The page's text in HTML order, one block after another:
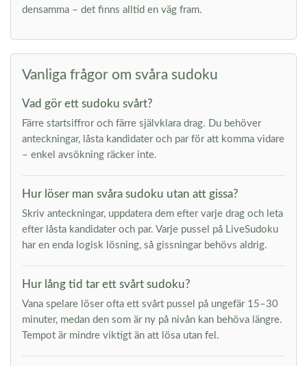
densamma – det finns alltid en väg fram.
Vanliga frågor om svåra sudoku
Vad gör ett sudoku svårt?
Färre startsiffror och färre självklara drag. Du behöver
anteckningar, låsta kandidater och par för att komma vidare
– enkel avsökning räcker inte.
Hur löser man svåra sudoku utan att gissa?
Skriv anteckningar, uppdatera dem efter varje drag och leta
efter låsta kandidater och par. Varje pussel på LiveSudoku
har en enda logisk lösning, så gissningar behövs aldrig.
Hur lång tid tar ett svårt sudoku?
Vana spelare löser ofta ett svårt pussel på ungefär 15–30
minuter, medan den som är ny på nivån kan behöva längre.
Tempot är mindre viktigt än att lösa utan fel.